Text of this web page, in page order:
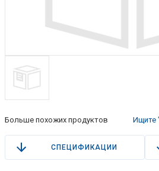
Больше похожих продуктов Ищите
СПЕЦИФИКАЦИИ